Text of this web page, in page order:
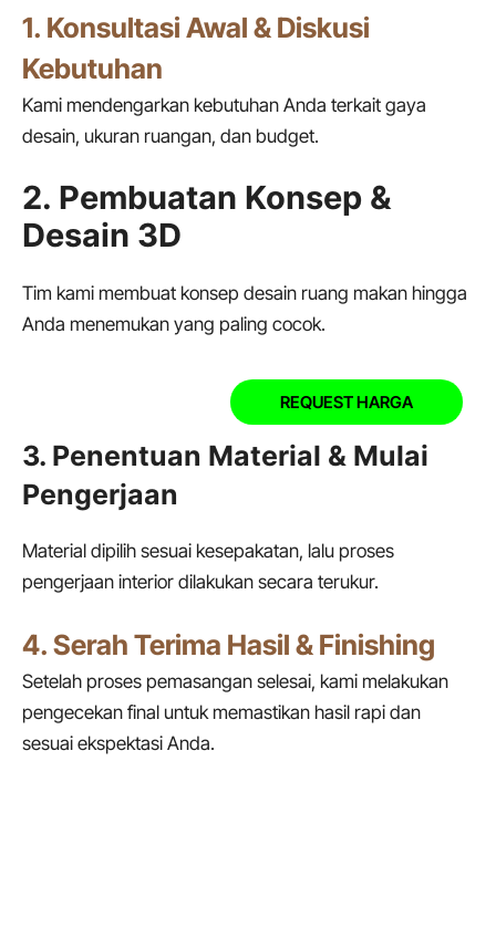
1. Konsultasi Awal & Diskusi
Kebutuhan
Kami mendengarkan kebutuhan Anda terkait gaya
desain, ukuran ruangan, dan budget.
2. Pembuatan Konsep &
Desain 3D
Tim kami membuat konsep desain ruang makan hingga
Anda menemukan yang paling cocok.
REQUEST HARGA
3. Penentuan Material & Mulai
Pengerjaan
Material dipilih sesuai kesepakatan, lalu proses
pengerjaan interior dilakukan secara terukur.
4. Serah Terima Hasil & Finishing
Setelah proses pemasangan selesai, kami melakukan
pengecekan final untuk memastikan hasil rapi dan
sesuai ekspektasi Anda.